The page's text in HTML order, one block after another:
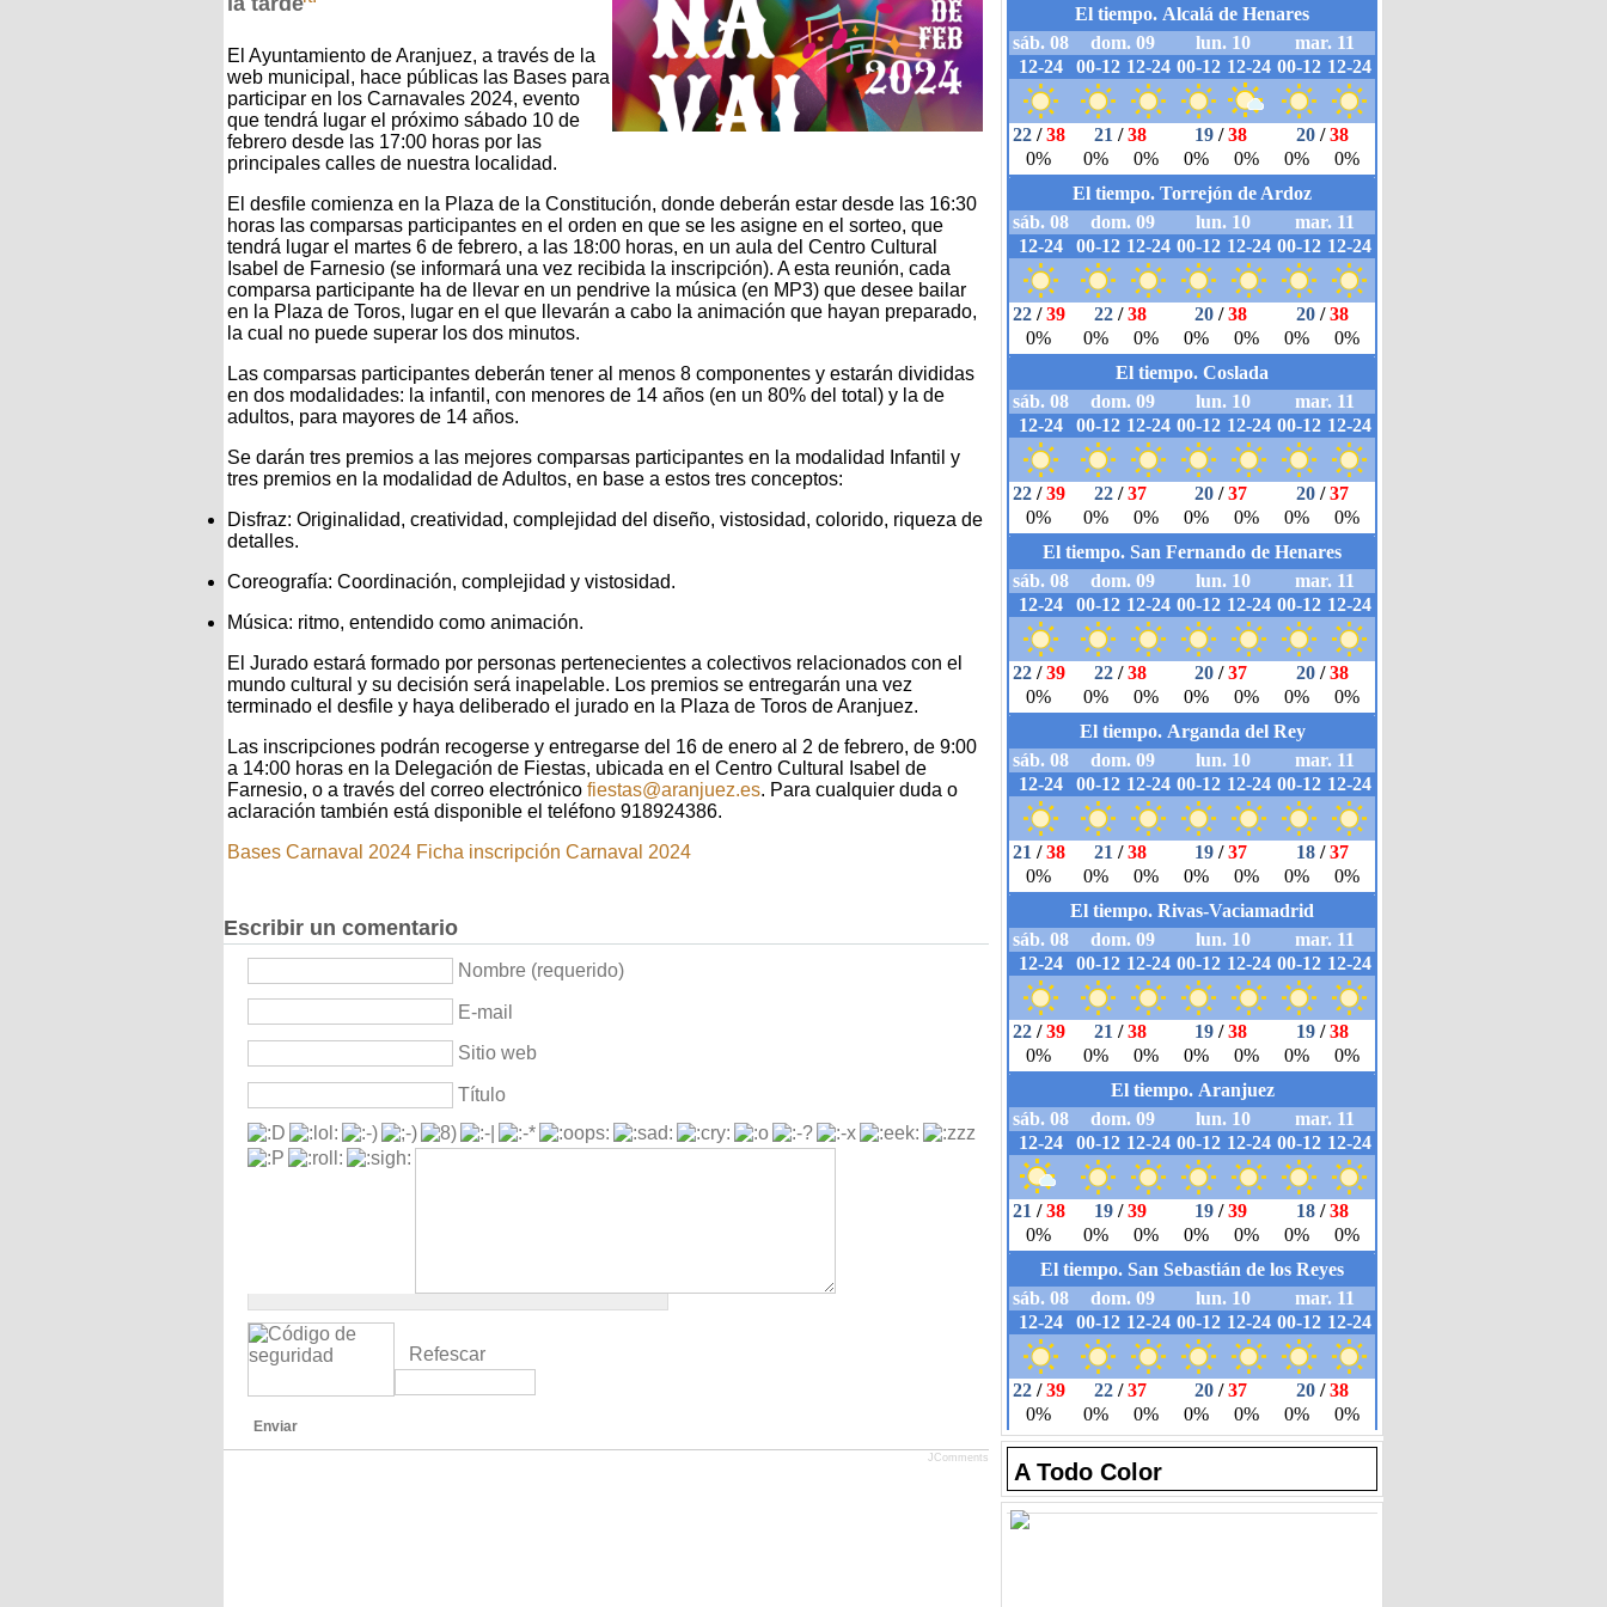
El Ayuntamiento de Aranjuez, a través de la
web municipal, hace públicas las Bases para
participar en los Carnavales 2024, evento
que tendrá lugar el próximo sábado 10 de
febrero desde las 17:00 horas por las
principales calles de nuestra localidad.
El desfile comienza en la Plaza de la Constitución, donde deberán estar desde las 16:30
horas las comparsas participantes en el orden en que se les asigne en el sorteo, que
tendrá lugar el martes 6 de febrero, a las 18:00 horas, en un aula del Centro Cultural
Isabel de Farnesio (se informará una vez recibida la inscripción). A esta reunión, cada
comparsa participante ha de llevar en un pendrive la música (en MP3) que desee bailar
en la Plaza de Toros, lugar en el que llevarán a cabo la animación que hayan preparado,
la cual no puede superar los dos minutos.
Las comparsas participantes deberán tener al menos 8 componentes y estarán divididas
en dos modalidades: la infantil, con menores de 14 años (en un 80% del total) y la de
adultos, para mayores de 14 años.
Se darán tres premios a las mejores comparsas participantes en la modalidad Infantil y
tres premios en la modalidad de Adultos, en base a estos tres conceptos:
Disfraz: Originalidad, creatividad, complejidad del diseño, vistosidad, colorido, riqueza de
detalles.
Coreografía: Coordinación, complejidad y vistosidad.
Música: ritmo, entendido como animación.
El Jurado estará formado por personas pertenecientes a colectivos relacionados con el
mundo cultural y su decisión será inapelable. Los premios se entregarán una vez
terminado el desfile y haya deliberado el jurado en la Plaza de Toros de Aranjuez.
Las inscripciones podrán recogerse y entregarse del 16 de enero al 2 de febrero, de 9:00
a 14:00 horas en la Delegación de Fiestas, ubicada en el Centro Cultural Isabel de
Farnesio, o a través del correo electrónico fiestas@aranjuez.es. Para cualquier duda o
aclaración también está disponible el teléfono 918924386.
Bases Carnaval 2024 Ficha inscripción Carnaval 2024
Escribir un comentario
Nombre (requerido)
E-mail
Sitio web
Título
Refescar
Enviar
JComments
A Todo Color